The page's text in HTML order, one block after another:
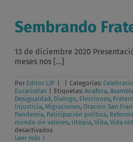
Sembrando
13 de diciembre 2020
meses nos [...]
Por Editor LIP Categorías:
Eucaristías
Etiquetas: Anafora,
Desigualdad, Dialogo, Elecciones,
Injusticia, Migraciones, Oracion San
Pandemia, Paticipación política,
mundo sin valores, Utopia, Vida, Vida
desactivadosen
Leer más